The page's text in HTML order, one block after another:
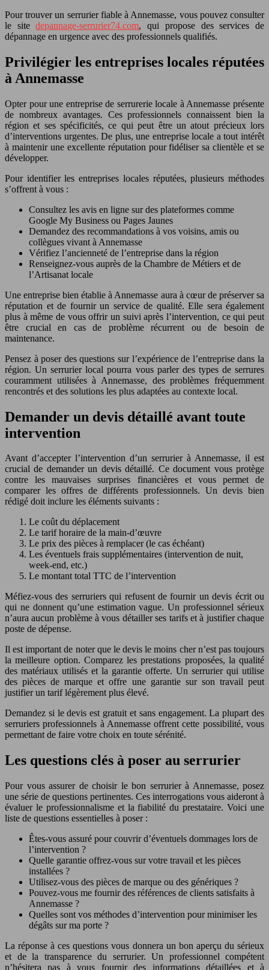
Pour trouver un serrurier fiable à Annemasse, vous pouvez consulter
le sitedepannage-serrurier74.com, qui propose des services de
dépannage en urgence avec des professionnels qualifiés.
Privilégier les entreprises locales réputées
à Annemasse
Opter pour une entreprise de serrurerie locale à Annemasse présente
de nombreux avantages. Ces professionnels connaissent bien la
région et ses spécificités, ce qui peut être un atout précieux lors
d’interventions urgentes. De plus, une entreprise locale a tout intérêt
à maintenir une excellente réputation pour fidéliser sa clientèle et se
développer.
Pour identifier les entreprises locales réputées, plusieurs méthodes
s’offrent à vous :
Consultez les avis en ligne sur des plateformes comme
Google My Business ou Pages Jaunes
Demandez des recommandations à vos voisins, amis ou
collègues vivant à Annemasse
Vérifiez l’ancienneté de l’entreprise dans la région
Renseignez-vous auprès de la Chambre de Métiers et de
l’Artisanat locale
Une entreprise bien établie à Annemasse aura à cœur de préserver sa
réputation et de fournir un service de qualité. Elle sera également
plus à même de vous offrir un suivi après l’intervention, ce qui peut
être crucial en cas de problème récurrent ou de besoin de
maintenance.
Pensez à poser des questions sur l’expérience de l’entreprise dans la
région. Un serrurier local pourra vous parler des types de serrures
couramment utilisées à Annemasse, des problèmes fréquemment
rencontrés et des solutions les plus adaptées au contexte local.
Demander un devis détaillé avant toute
intervention
Avant d’accepter l’intervention d’un serrurier à Annemasse, il est
crucial de demander un devis détaillé. Ce document vous protège
contre les mauvaises surprises financières et vous permet de
comparer les offres de différents professionnels. Un devis bien
rédigé doit inclure les éléments suivants :
Le coût du déplacement
Le tarif horaire de la main-d’œuvre
Le prix des pièces à remplacer (le cas échéant)
Les éventuels frais supplémentaires (intervention de nuit,
week-end, etc.)
Le montant total TTC de l’intervention
Méfiez-vous des serruriers qui refusent de fournir un devis écrit ou
qui ne donnent qu’une estimation vague. Un professionnel sérieux
n’aura aucun problème à vous détailler ses tarifs et à justifier chaque
poste de dépense.
Il est important de noter que le devis le moins cher n’est pas toujours
la meilleure option. Comparez les prestations proposées, la qualité
des matériaux utilisés et la garantie offerte. Un serrurier qui utilise
des pièces de marque et offre une garantie sur son travail peut
justifier un tarif légèrement plus élevé.
Demandez si le devis est gratuit et sans engagement. La plupart des
serruriers professionnels à Annemasse offrent cette possibilité, vous
permettant de faire votre choix en toute sérénité.
Les questions clés à poser au serrurier
Pour vous assurer de choisir le bon serrurier à Annemasse, posez
une série de questions pertinentes. Ces interrogations vous aideront à
évaluer le professionnalisme et la fiabilité du prestataire. Voici une
liste de questions essentielles à poser :
Êtes-vous assuré pour couvrir d’éventuels dommages lors de
l’intervention ?
Quelle garantie offrez-vous sur votre travail et les pièces
installées ?
Utilisez-vous des pièces de marque ou des génériques ?
Pouvez-vous me fournir des références de clients satisfaits à
Annemasse ?
Quelles sont vos méthodes d’intervention pour minimiser les
dégâts sur ma porte ?
La réponse à ces questions vous donnera un bon aperçu du sérieux
et de la transparence du serrurier. Un professionnel compétent
n’hésitera pas à vous fournir des informations détaillées et à